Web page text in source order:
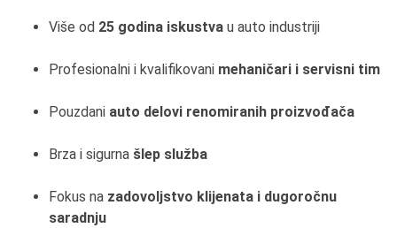
Više od 25 godina iskustva u auto industriji
Profesionalni i kvalifikovani mehaničari i servisni tim
Pouzdani auto delovi renomiranih proizvođača
Brza i sigurna šlep služba
Fokus na zadovoljstvo klijenata i dugoročnu
saradnju